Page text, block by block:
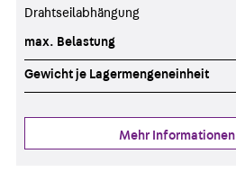
Drahtseilabhängung
max. Belastung
Gewicht je Lagermengeneinheit
Mehr Informationen